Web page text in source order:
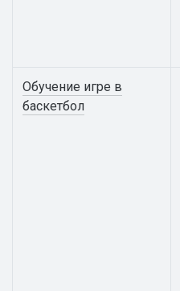
Обучение игре в
баскетбол